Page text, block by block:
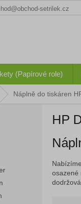
setrilek.cz
(Papírové role)
Náplně do tiskáren
HP
osazené